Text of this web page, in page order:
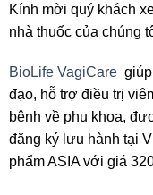
Kính mời quý khách
nhà thuốc của chúng
BioLife VagiCare
đạo, hỗ trợ điều trị
bệnh về phụ khoa,
đăng ký lưu hành tại
phẩm ASIA với giá